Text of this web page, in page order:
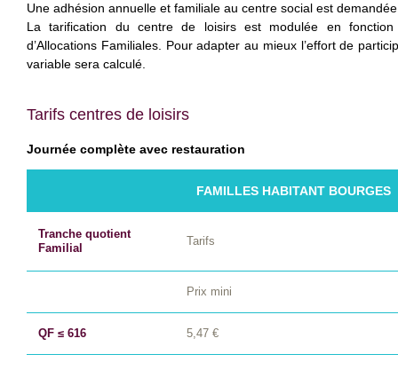
Une adhésion annuelle et familiale au centre social est
La tarification du centre de loisirs est modulée en
d’Allocations Familiales. Pour adapter au mieux l’effort de
variable sera calculé.
Tarifs centres de loisirs
Journée complète avec restauration
FAMILLES HABITANT BOURGES
Tranche quotient
Familial
Tarifs
Prix mini
QF ≤ 616 5,47 €